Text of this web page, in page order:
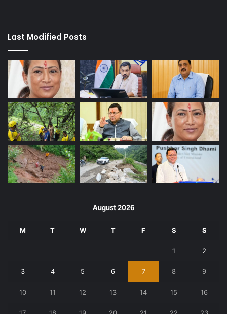
Last Modified Posts
August 2026
M T W T F S S
1 2
3 4 5 6 7 8 9
10 11 12 13 14 15 16